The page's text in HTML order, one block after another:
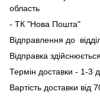
область
- ТК "Нова Пошта"
Відправлення до
Відправка
Термін доставки - 1-3
Вартість доставки від